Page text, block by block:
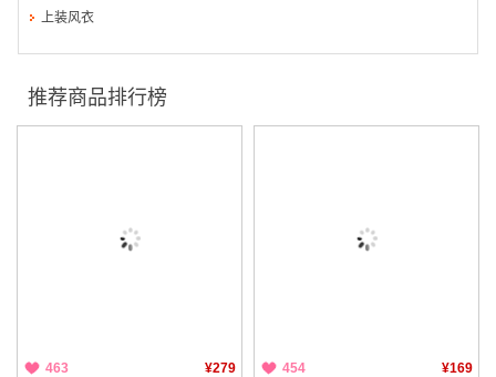
上装风衣
推荐商品排行榜
463 ¥279 454 ¥169